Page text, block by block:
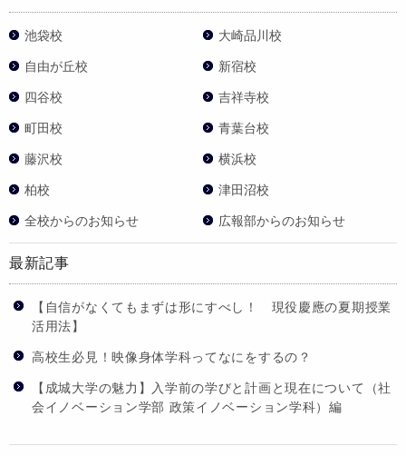
池袋校 大崎品川校
自由が丘校 新宿校
四谷校 吉祥寺校
町田校 青葉台校
藤沢校 横浜校
柏校 津田沼校
全校からのお知らせ 広報部からのお知らせ
最新記事
【自信がなくてもまずは形にすべし！ 現役慶應の夏期授業
活用法】
高校生必見！映像身体学科ってなにをするの？
【成城大学の魅力】入学前の学びと計画と現在について（社
会イノベーション学部 政策イノベーション学科）編